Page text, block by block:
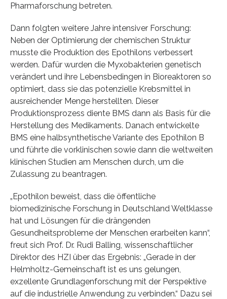
Pharmaforschung betreten.
Dann folgten weitere Jahre intensiver Forschung:
Neben der Optimierung der chemischen Struktur
musste die Produktion des Epothilons verbessert
werden. Dafür wurden die Myxobakterien genetisch
verändert und ihre Lebensbedingen in Bioreaktoren so
optimiert, dass sie das potenzielle Krebsmittel in
ausreichender Menge herstellten. Dieser
Produktionsprozess diente BMS dann als Basis für die
Herstellung des Medikaments. Danach entwickelte
BMS eine halbsynthetische Variante des Epothilon B
und führte die vorklinischen sowie dann die weltweiten
klinischen Studien am Menschen durch, um die
Zulassung zu beantragen.
„Epothilon beweist, dass die öffentliche
biomedizinische Forschung in Deutschland Weltklasse
hat und Lösungen für die drängenden
Gesundheitsprobleme der Menschen erarbeiten kann“,
freut sich Prof. Dr. Rudi Balling, wissenschaftlicher
Direktor des HZI über das Ergebnis: „Gerade in der
Helmholtz-Gemeinschaft ist es uns gelungen,
exzellente Grundlagenforschung mit der Perspektive
auf die industrielle Anwendung zu verbinden.“ Dazu sei